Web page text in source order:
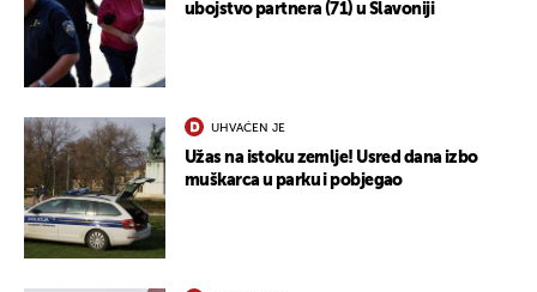
ubojstvo partnera (71) u Slavoniji
UHVAĆEN JE
Užas na istoku zemlje! Usred dana izbo
muškarca u parku i pobjegao